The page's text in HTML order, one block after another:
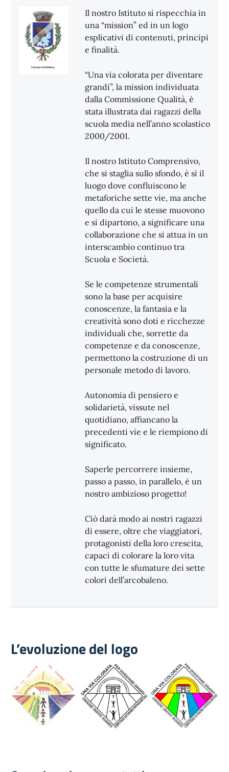
Il nostro Istituto si rispecchia in
una “mission” ed in un logo
esplicativi di contenuti, principi
e finalità.
“Una via colorata per diventare
grandi”, la mission individuata
dalla Commissione Qualità, è
stata illustrata dai ragazzi della
scuola media nell’anno scolastico
2000/2001.
Il nostro Istituto Comprensivo,
che si staglia sullo sfondo, è sì il
luogo dove confluiscono le
metaforiche sette vie, ma anche
quello da cui le stesse muovono
e si dipartono, a significare una
collaborazione che si attua in un
interscambio continuo tra
Scuola e Società.
Se le competenze strumentali
sono la base per acquisire
conoscenze, la fantasia e la
creatività sono doti e ricchezze
individuali che, sorrette da
competenze e da conoscenze,
permettono la costruzione di un
personale metodo di lavoro.
Autonomia di pensiero e
solidarietà, vissute nel
quotidiano, affiancano la
precedenti vie e le riempiono di
significato.
Saperle percorrere insieme,
passo a passo, in parallelo, è un
nostro ambizioso progetto!
Ciò darà modo ai nostri ragazzi
di essere, oltre che viaggiatori,
protagonisti della loro crescita,
capaci di colorare la loro vita
con tutte le sfumature dei sette
colori dell’arcobaleno.
L’evoluzione del logo